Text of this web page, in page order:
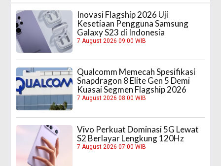
Inovasi Flagship 2026 Uji
Kesetiaan Pengguna Samsung
Galaxy S23 di Indonesia
7 August 2026 09:00 WIB
Qualcomm Memecah Spesifikasi
Snapdragon 8 Elite Gen 5 Demi
Kuasai Segmen Flagship 2026
7 August 2026 08:00 WIB
Vivo Perkuat Dominasi 5G Lewat
S2 Berlayar Lengkung 120Hz
7 August 2026 07:00 WIB